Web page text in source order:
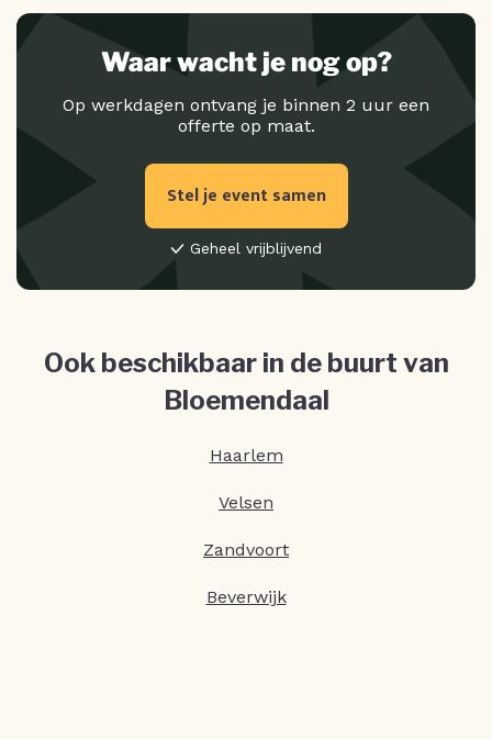
Waar wacht je nog op?
Op werkdagen ontvang je binnen 2 uur een
offerte op maat.
Stel je event samen
Geheel vrijblijvend
Ook beschikbaar in de buurt van
Bloemendaal
Haarlem
Velsen
Zandvoort
Beverwijk